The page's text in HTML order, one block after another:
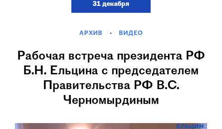
31 декабря
АРХИВ ВИДЕО
Рабочая встреча президента РФ
Б.Н. Ельцина с председателем
Правительства РФ В.С.
Черномырдиным